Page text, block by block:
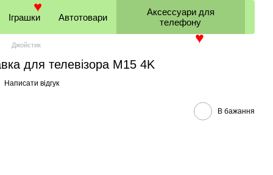
Іграшки Автотовари
Аксессуари для
телефону
Джойстик
для телевізора M15 4K
Написати відгук
В бажання
♥